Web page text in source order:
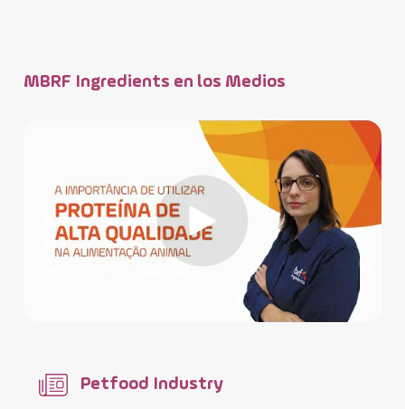
MBRF Ingredients en los Medios
Petfood Industry